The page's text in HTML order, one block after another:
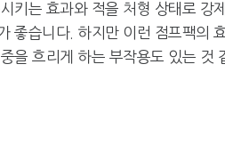
키는 효과와 적을 처형 상태로 강
좋습니다. 하지만 이런 점프팩의
을 흐리게 하는 부작용도 있는 것